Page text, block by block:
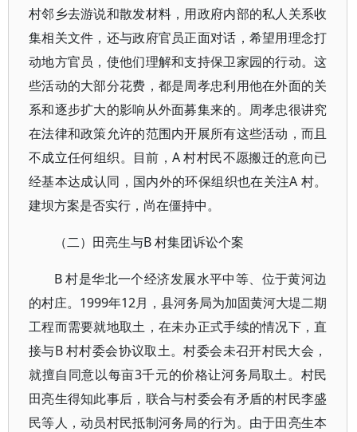
村邻乡去游说和散发材料，用政府内部的私人关系收
集相关文件，还与政府官员正面对话，希望用理念打
动地方官员，使他们理解和支持保卫家园的行动。这
些活动的大部分花费，都是周孝忠利用他在外面的关
系和逐步扩大的影响从外面募集来的。周孝忠很讲究
在法律和政策允许的范围内开展所有这些活动，而且
不成立任何组织。目前，A 村村民不愿搬迁的意向已
经基本达成认同，国内外的环保组织也在关注A 村。
建坝方案是否实行，尚在僵持中。
（二）田亮生与B 村集团诉讼个案
B 村是华北一个经济发展水平中等、位于黄河边
的村庄。1999年12月，县河务局为加固黄河大堤二期
工程而需要就地取土，在未办正式手续的情况下，直
接与B 村村委会协议取土。村委会未召开村民大会，
就擅自同意以每亩3千元的价格让河务局取土。村民
田亮生得知此事后，联合与村委会有矛盾的村民李盛
民等人，动员村民抵制河务局的行为。由于田亮生本